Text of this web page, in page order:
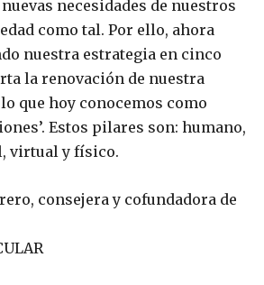
necesidades de nuestros
como tal. Por ello, ahora
nuestra estrategia en cinco
la renovación de nuestra
que hoy conocemos como
Estos pilares son: humano,
virtual y físico.